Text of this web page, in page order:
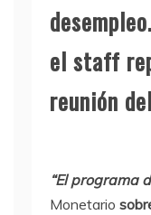
el staff
reunión
“El programa
Monetario